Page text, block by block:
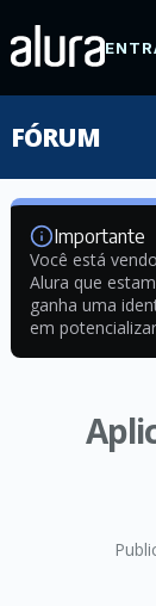
FÓRUM
Importante
Você está
Alura que
ganha uma
em